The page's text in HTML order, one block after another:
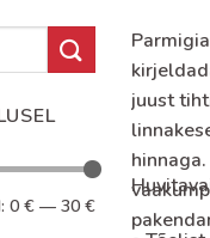
0 € — 30 €
juust